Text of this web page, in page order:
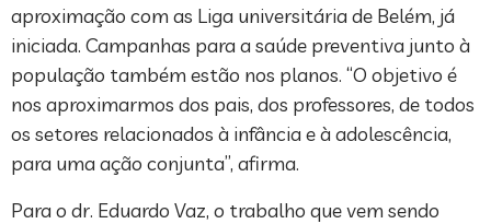
aproximação com as Liga universitária de Belém, já
iniciada. Campanhas para a saúde preventiva junto à
população também estão nos planos. “O objetivo é
nos aproximarmos dos pais, dos professores, de todos
os setores relacionados à infância e à adolescência,
para uma ação conjunta”, afirma.
Para o dr. Eduardo Vaz, o trabalho que vem sendo